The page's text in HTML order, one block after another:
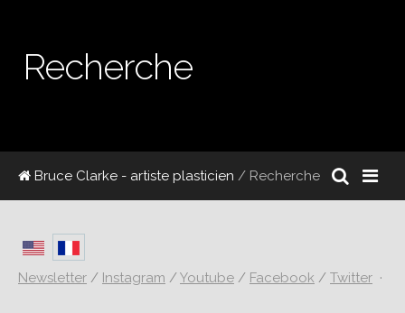
Recherche
Bruce Clarke - artiste plasticien / Recherche
Newsletter / Instagram /Youtube / Facebook / Twitter ·